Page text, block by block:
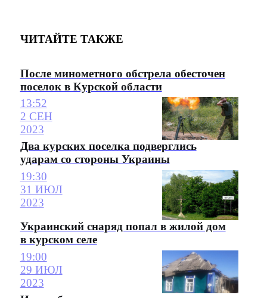
ЧИТАЙТЕ ТАКЖЕ
После минометного обстрела обесточен
поселок в Курской области
13:52
2 СЕН
2023
Два курских поселка подверглись
ударам со стороны Украины
19:30
31 ИЮЛ
2023
Украинский снаряд попал в жилой дом
в курском селе
19:00
29 ИЮЛ
2023